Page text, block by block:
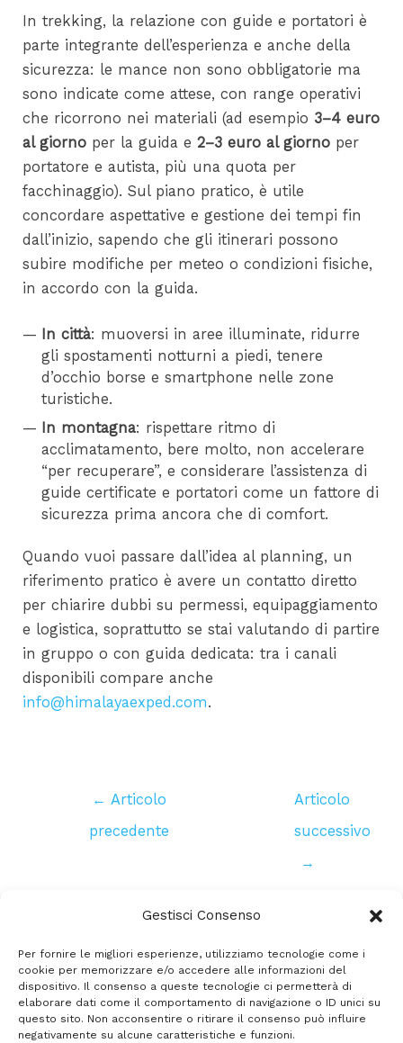
Gestisci Consenso
Per fornire le migliori esperienze, utilizziamo tecnologie come i
cookie per memorizzare e/o accedere alle informazioni del
dispositivo. Il consenso a queste tecnologie ci permetterà di
elaborare dati come il comportamento di navigazione o ID unici su
questo sito. Non acconsentire o ritirare il consenso può influire
negativamente su alcune caratteristiche e funzioni.
In trekking, la relazione con guide e portatori è
parte integrante dell’esperienza e anche della
sicurezza: le mance non sono obbligatorie ma
sono indicate come attese, con range operativi
che ricorrono nei materiali (ad esempio 3–4 euro
al giorno per la guida e2–3 euro al giorno per
portatore e autista, più una quota per
facchinaggio). Sul piano pratico, è utile
concordare aspettative e gestione dei tempi fin
dall’inizio, sapendo che gli itinerari possono
subire modifiche per meteo o condizioni fisiche,
in accordo con la guida.
In città: muoversi in aree illuminate, ridurre
gli spostamenti notturni a piedi, tenere
d’occhio borse e smartphone nelle zone
turistiche.
In montagna: rispettare ritmo di
acclimatamento, bere molto, non accelerare
“per recuperare”, e considerare l’assistenza di
guide certificate e portatori come un fattore di
sicurezza prima ancora che di comfort.
Quando vuoi passare dall’idea al planning, un
riferimento pratico è avere un contatto diretto
per chiarire dubbi su permessi, equipaggiamento
e logistica, soprattutto se stai valutando di partire
in gruppo o con guida dedicata: tra i canali
disponibili compare anche
info@himalayaexped.com.
Navigazione
← Articolo
precedente
Articolo
successivo
→
facebook Instagram whatsapp